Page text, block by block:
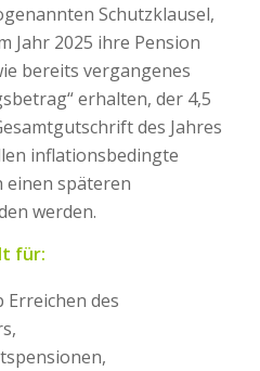
Schutzklausel,
Jahr 2025 ihre Pension
bereits vergangenes
erhalten, der 4,5
des Jahres
inflationsbedingte
einen späteren
werden.
für:
des